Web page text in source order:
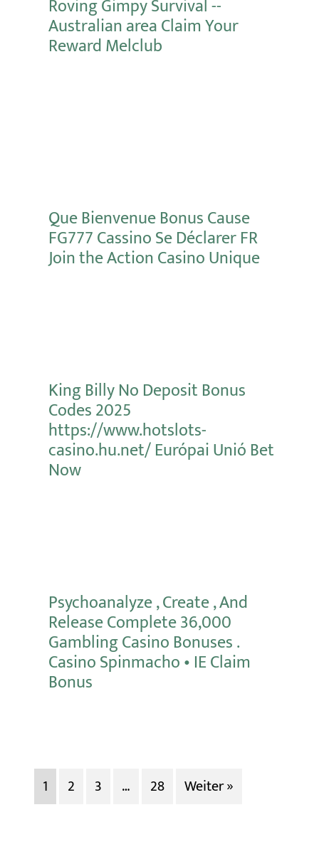
Roving Gimpy Survival --
Australian area Claim Your
Reward Melclub
Que Bienvenue Bonus Cause
FG777 Cassino Se Déclarer FR
Join the Action Casino Unique
King Billy No Deposit Bonus
Codes 2025
https://www.hotslots-
casino.hu.net/ Európai Unió Bet
Now
Psychoanalyze , Create , And
Release Complete 36,000
Gambling Casino Bonuses .
Casino Spinmacho • IE Claim
Bonus
Mehr erfahren
1
2 3 … 28 Weiter »